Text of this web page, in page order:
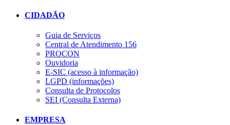
CIDADÃO
Guia de Serviços
Central de Atendimento 156
PROCON
Ouvidoria
E-SIC (acesso à informação)
LGPD (informações)
Consulta de Protocolos
SEI (Consulta Externa)
EMPRESA